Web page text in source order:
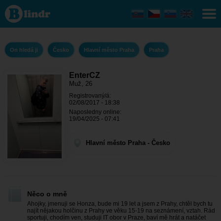
EnterCZ
- On
hledá ji
Hlavní
Praha -
PrahaOn hledá ji Česko Hlavní město Praha Praha
EnterCZ
Muž, 26
Registrovaný/á:
02/08/2017 - 18:38
Naposledny online:
19/04/2025 - 07:41
Hlavní město Praha - Česko
Něco o mně
Ahojky, jmenuji se Honza, bude mi 19 let a jsem z Prahy, chtěl bych tu
najít nějakou holčinu z Prahy ve věku 15-19 na seznámení, vztah. Rád
sportuji, chodím ven, studuji IT obor v Praze, baví mě hrát a natáčet